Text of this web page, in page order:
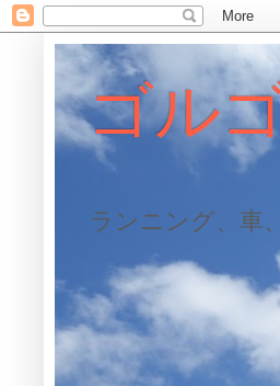
ゴル
ランニング、車